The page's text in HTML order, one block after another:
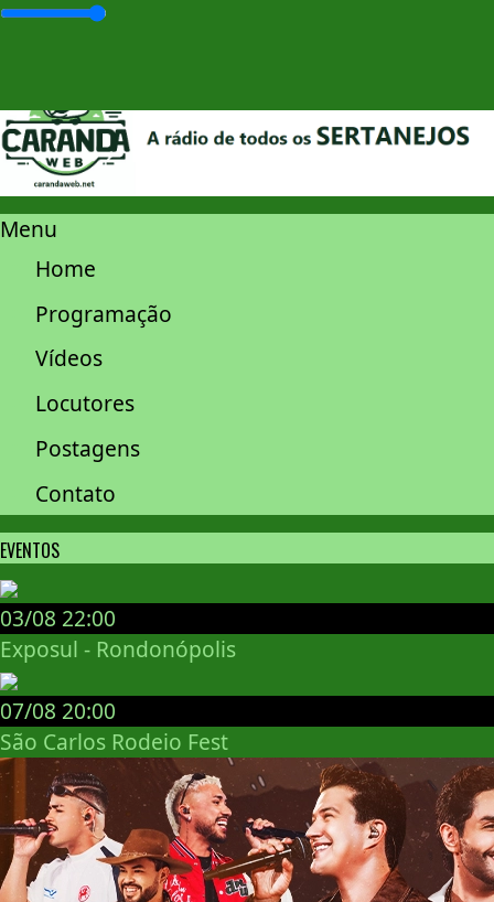
Menu
Home
Programação
Vídeos
Locutores
Postagens
Contato
EVENTOS
03/08 22:00
Exposul - Rondonópolis
07/08 20:00
São Carlos Rodeio Fest